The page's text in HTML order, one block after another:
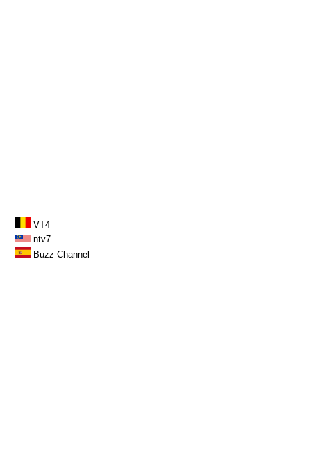
VT4
ntv7
Buzz Channel